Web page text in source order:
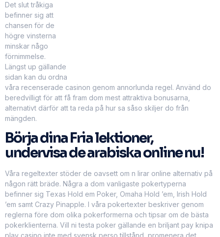
Det slut tråkiga
befinner sig att
chansen för de
högre vinsterna
minskar någo
förnimmelse.
Längst up gällande
sidan kan du ordna
våra recenserade casinon genom annorlunda regel. Använd do
beredvilligt för att få fram dom mest attraktiva bonusarna,
alternativt därför att ta reda på hur sa såso skiljer do från
mängden.
Börja dina Fria lektioner,
undervisa de arabiska online nu!
Våra regeltexter stöder de oavsett om n lirar online alternativ på
någon rätt bräde. Några a dom vanligaste pokertyperna
befinner sig Texas Hold em Poker, Omaha Hold ’em, Irish Hold
’em samt Crazy Pinapple. I våra pokertexter beskriver genom
reglerna före dom olika pokerformerna och tipsar om de bästa
pokerklienterna. Vill ni testa poker gällande en briljant pay knipa
play casino inte med svensk perso tillstånd, promenera det